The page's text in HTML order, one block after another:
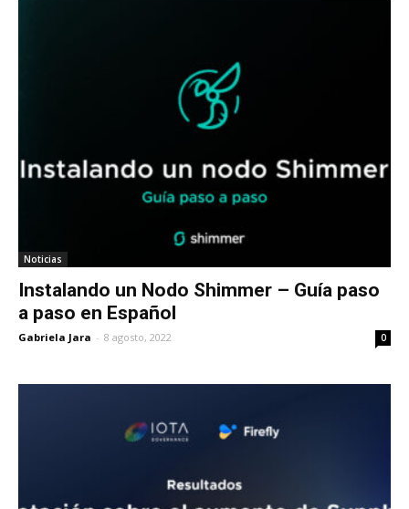
Noticias
Instalando un Nodo Shimmer – Guía paso
a paso en Español
Gabriela Jara - 8 agosto, 2022 0